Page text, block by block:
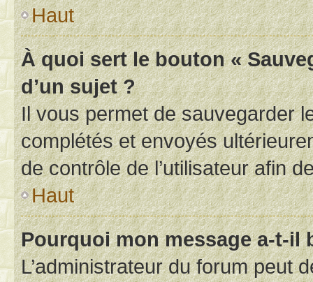
Haut
À quoi sert le bouton «
d’un sujet ?
Il vous permet de sauvegarder
complétés et envoyés
de contrôle de l’utilisateur afin
Haut
Pourquoi mon message a-t-il
L’administrateur du forum peut